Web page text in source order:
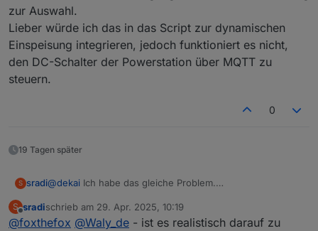
zur Auswahl.
Lieber würde ich das in das Script zur dynamischen
Einspeisung integrieren, jedoch funktioniert es nicht,
den DC-Schalter der Powerstation über MQTT zu
steuern.
0
19 Tagen später
S sradi@dekai Ich habe das gleiche Problem.
und meine PowerStream auf Version 1.0.1.222 aktualisiert.
Seitdem istbatSoc immer=0:(
Ich hab leider nicht genug Ahnung, um dem selbst auf
die Spur zu kommen.
S
Offline
sradischrieb am 29. Apr. 2025, 10:19
zuletzt editiert von
@foxthefox @Waly_de - ist es realistisch darauf zu